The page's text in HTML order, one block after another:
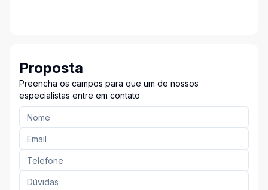
Proposta
Preencha os campos para que um de nossos
especialistas entre em contato